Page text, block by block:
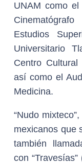
UNAM como el
Estudios
Universitario
Centro Cultural
así como el
Medicina.
“Nudo
mexicanos que
también
con